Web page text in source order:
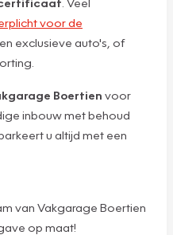
voorde
exclusieve auto's, of
Boertien voor
inbouw met behoud
u altijd met een
van Vakgarage Boertien
op maat!